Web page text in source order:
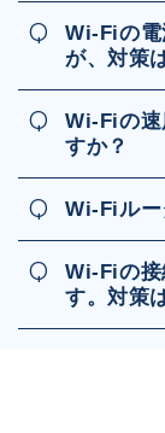
Q
Wi-Fiの電
が、対策
Q
Wi-Fiの速
すか？
Q Wi-Fiルー
Q
Wi-Fiの接
す。対策